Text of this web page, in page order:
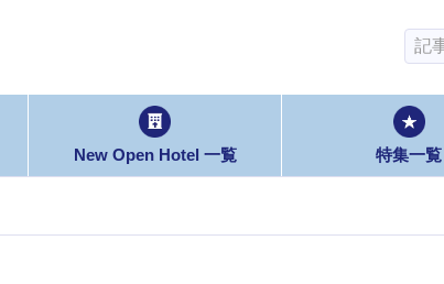
New Open Hotel 一覧 特集一覧